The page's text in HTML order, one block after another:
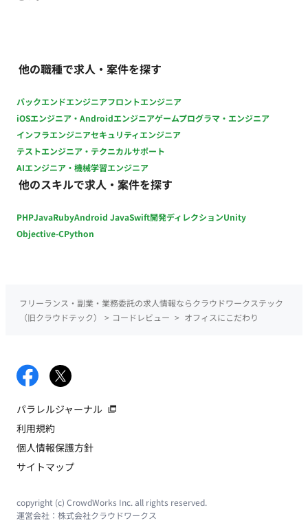
他の職種で求人・案件を探す
バックエンドエンジニアフロントエンジニア
iOSエンジニア・Androidエンジニアゲームプログラマ・エンジニア
インフラエンジニアセキュリティエンジニア
テストエンジニア・テクニカルサポート
AIエンジニア・機械学習エンジニア
他のスキルで求人・案件を探す
PHPJavaRubyAndroid JavaSwift開発ディレクションUnity
Objective-CPython
フリーランス・副業・業務委託の求人情報ならクラウドワークステック
（旧クラウドテック）
> コードレビュー > オフィスにこだわり
パラレルジャーナル
利用規約
個人情報保護方針
サイトマップ
copyright (c) CrowdWorks Inc. all rights reserved.
運営会社： 株式会社クラウドワークス